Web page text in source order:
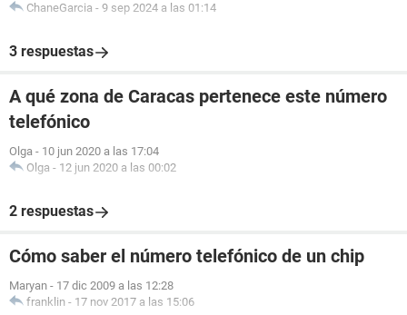
ChaneGarcia - 9 sep 2024 a las 01:14
3 respuestas
A qué zona de Caracas pertenece este número
telefónico
Olga - 10 jun 2020 a las 17:04
Olga - 12 jun 2020 a las 00:02
2 respuestas
Cómo saber el número telefónico de un chip
Maryan - 17 dic 2009 a las 12:28
franklin - 17 nov 2017 a las 15:06